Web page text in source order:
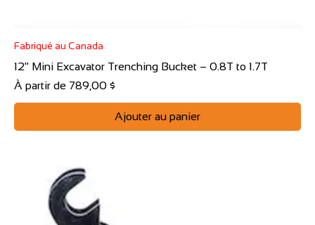
Fabriqué au Canada
12" Mini Excavator Trenching Bucket – 0.8T to 1.7T
À partir de 789,00 $
Prix promotionnel
Ajouter au panier